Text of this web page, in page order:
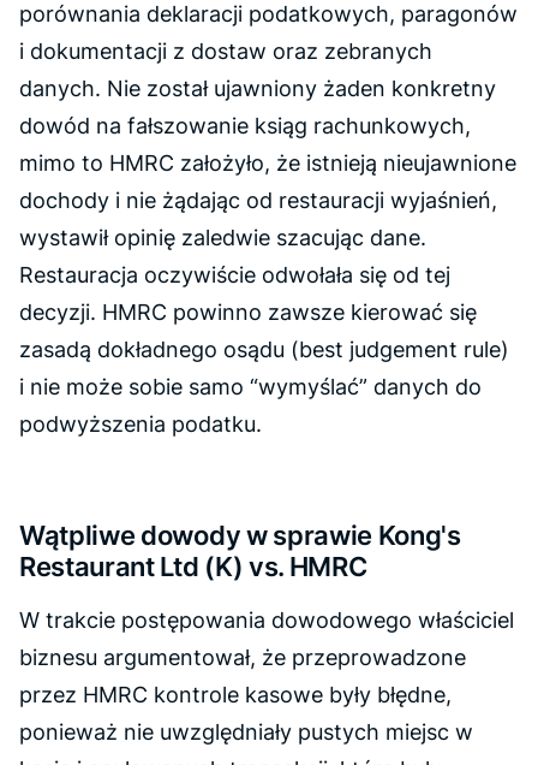
porównania deklaracji podatkowych, paragonów
i dokumentacji z dostaw oraz zebranych
danych. Nie został ujawniony żaden konkretny
dowód na fałszowanie ksiąg rachunkowych,
mimo to HMRC założyło, że istnieją nieujawnione
dochody i nie żądając od restauracji wyjaśnień,
wystawił opinię zaledwie szacując dane.
Restauracja oczywiście odwołała się od tej
decyzji. HMRC powinno zawsze kierować się
zasadą dokładnego osądu (best judgement rule)
i nie może sobie samo “wymyślać” danych do
podwyższenia podatku.
Wątpliwe dowody w sprawie Kong's
Restaurant Ltd (K) vs. HMRC
W trakcie postępowania dowodowego właściciel
biznesu argumentował, że przeprowadzone
przez HMRC kontrole kasowe były błędne,
ponieważ nie uwzględniały pustych miejsc w